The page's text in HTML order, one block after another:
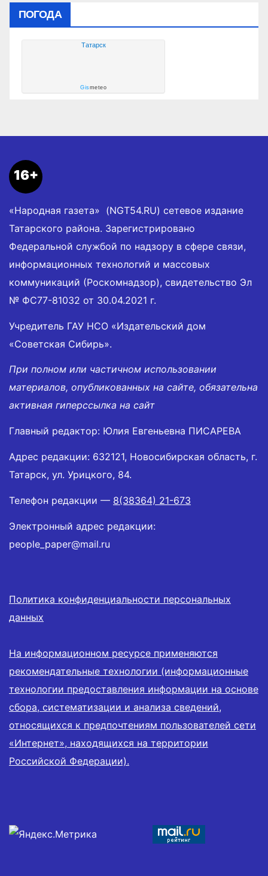
ПОГОДА
Татарск
Gismeteo
16+
«Народная газета» (NGT54.RU) сетевое издание
Татарского района. Зарегистрировано
Федеральной службой по надзору в сфере связи,
информационных технологий и массовых
коммуникаций (Роскомнадзор), свидетельство Эл
№ ФС77-81032 от 30.04.2021 г.
Учредитель ГАУ НСО «Издательский дом
«Советская Сибирь».
При полном или частичном использовании
материалов, опубликованных на сайте, обязательна
активная гиперссылка на сайт
Главный редактор: Юлия Евгеньевна ПИСАРЕВА
Адрес редакции: 632121, Новосибирская область, г.
Татарск, ул. Урицкого, 84.
Телефон редакции — 8(38364) 21-673
Электронный адрес редакции:
people_paper@mail.ru
Политика конфиденциальности персональных
данных
На информационном ресурсе применяются
рекомендательные технологии (информационные
технологии предоставления информации на основе
сбора, систематизации и анализа сведений,
относящихся к предпочтениям пользователей сети
«Интернет», находящихся на территории
Российской Федерации).